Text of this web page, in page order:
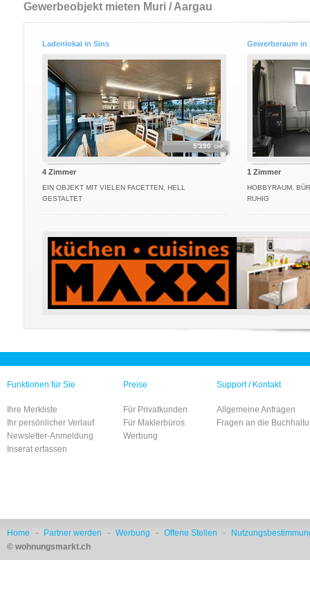
Gewerbeobjekt mieten Muri / Aargau
Ladenlokal in Sins
5'390 CHF
4 Zimmer
EIN OBJEKT MIT VIELEN FACETTEN, HELL
GESTALTET
Gewerberaum in
1 Zimmer
HOBBYRAUM,
RUHIG
Funktionen für Sie
Ihre Merkliste
Ihr persönlicher Verlauf
Newsletter-Anmeldung
Inserat erfassen
Preise
Für Privatkunden
Für Maklerbüros
Werbung
Support / Kontakt
Allgemeine Anfragen
Fragen an die
Home - Partner werden - Werbung - Offene Stellen -
© wohnungsmarkt.ch